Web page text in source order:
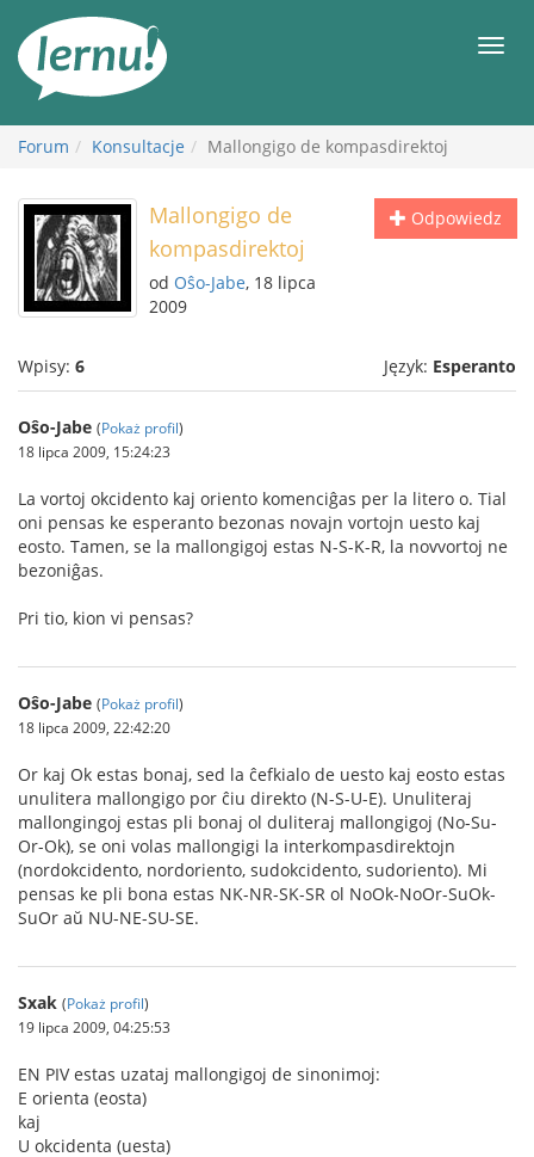
Forum Konsultacje Mallongigo de kompasdirektoj
Odpowiedz
Mallongigo de
kompasdirektoj
od Oŝo-Jabe, 18 lipca
2009
Wpisy: 6 Język: Esperanto
Oŝo-Jabe (Pokaż profil)
18 lipca 2009, 15:24:23
La vortoj okcidento kaj oriento komenciĝas per la litero o. Tial
oni pensas ke esperanto bezonas novajn vortojn uesto kaj
eosto. Tamen, se la mallongigoj estas N-S-K-R, la novvortoj ne
bezoniĝas.
Pri tio, kion vi pensas?
Oŝo-Jabe (Pokaż profil)
18 lipca 2009, 22:42:20
Or kaj Ok estas bonaj, sed la ĉefkialo de uesto kaj eosto estas
unulitera mallongigo por ĉiu direkto (N-S-U-E). Unuliteraj
mallongingoj estas pli bonaj ol duliteraj mallongigoj (No-Su-
Or-Ok), se oni volas mallongigi la interkompasdirektojn
(nordokcidento, nordoriento, sudokcidento, sudoriento). Mi
pensas ke pli bona estas NK-NR-SK-SR ol NoOk-NoOr-SuOk-
SuOr aŭ NU-NE-SU-SE.
Sxak (Pokaż profil)
19 lipca 2009, 04:25:53
EN PIV estas uzataj mallongigoj de sinonimoj:
E orienta (eosta)
kaj
U okcidenta (uesta)